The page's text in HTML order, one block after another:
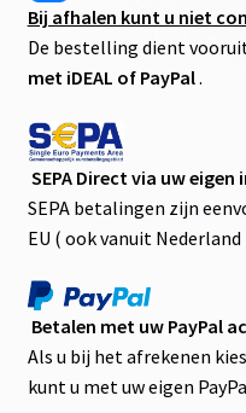
Bij afhalen kunt u niet
De bestelling dient
met iDEAL of PayPal.
SEPA Direct via uw
SEPA betalingen zijn
EU ( ook vanuit Nederland
Betalen met uw PayPal
Als u bij het afrekenen
kunt u met uw eigen